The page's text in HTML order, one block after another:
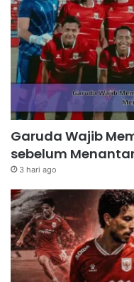
Garuda Wajib
sebelum
3 hari ago